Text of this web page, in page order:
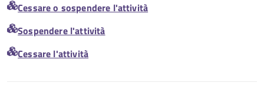
Cessare o sospendere l'attività
Sospendere l'attività
Cessare l'attività